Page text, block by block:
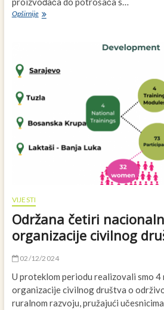
OpširnijeOdržana
farmera
vrijednosti
proizvođača
potrošača
(mlijeko
VIJESTI
Održana četiri
organizacije civilnog
02/12/2024
U proteklom periodu realizovali smo 4
organizacije civilnog društva o
ruralnom razvoju, pružajući